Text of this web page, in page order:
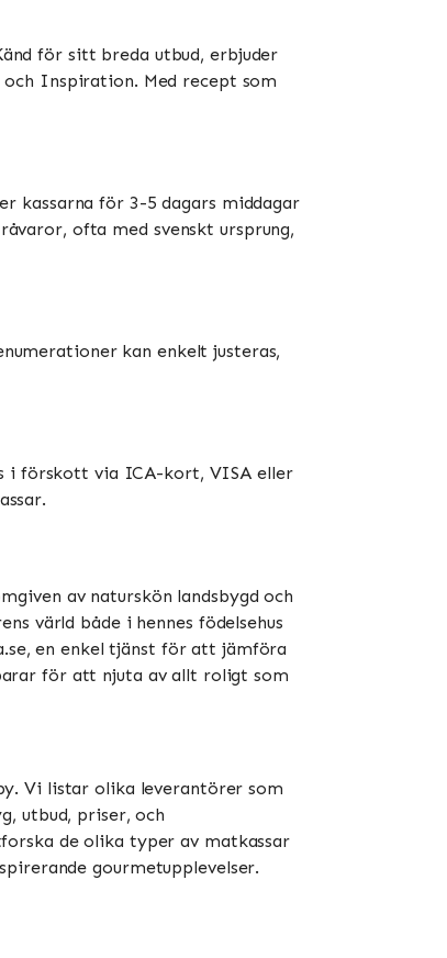
för sitt breda utbud, erbjuder
och Inspiration​​​​. Med recept som
kassarna för 3-5 dagars middagar
ofta med svenskt ursprung,
kan enkelt justeras,
i förskott via ICA-kort, VISA eller
av naturskön landsbygd och
värld både i hennes födelsehus
en enkel tjänst för att jämföra
för att njuta av allt roligt som
Vi listar olika leverantörer som
utbud, priser, och
de olika typer av matkassar
gourmetupplevelser.